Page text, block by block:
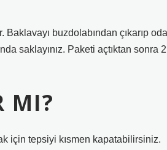
buzdolabından çıkarıp oda
saklayınız. Paketi açtıktan sonra 2
MI?
için tepsiyi kısmen kapatabilirsiniz.